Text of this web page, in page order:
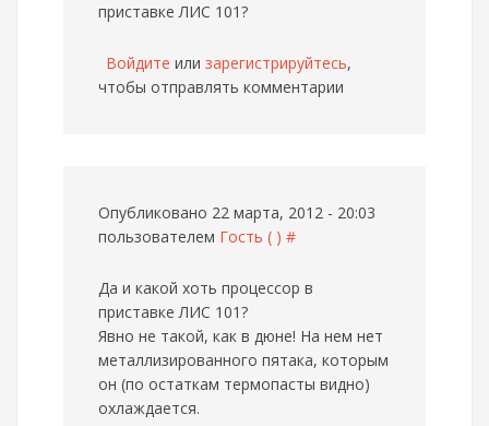
приставке ЛИС 101?
Войдите или зарегистрируйтесь,
чтобы отправлять комментарии
Опубликовано 22 марта, 2012 - 20:03
пользователем Гость ( ) #
Да и какой хоть процессор в
приставке ЛИС 101?
Явно не такой, как в дюне! На нем нет
металлизированного пятака, которым
он (по остаткам термопасты видно)
охлаждается.